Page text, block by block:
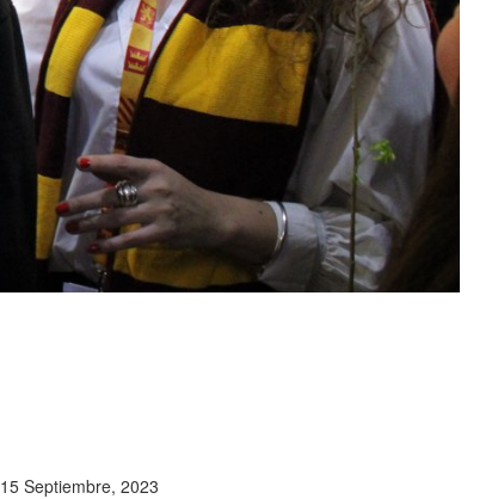
15 Septiembre, 2023